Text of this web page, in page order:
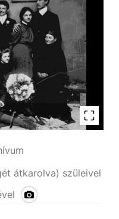
átkarolva) szüleivel